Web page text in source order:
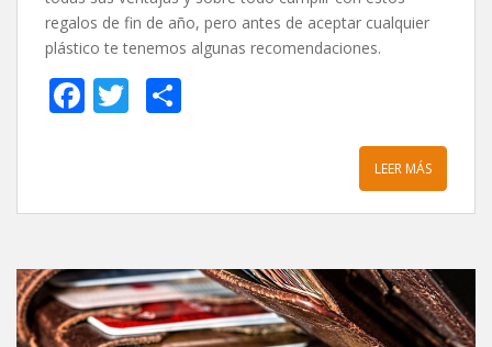
regalos de fin de año, pero antes de aceptar cualquier
plástico te tenemos algunas recomendaciones.
F
ac
o
k
T
w
ti
r
LEER MÁS